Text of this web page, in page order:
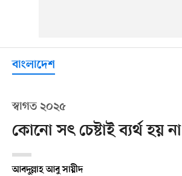
বাংলাদেশ
স্বাগত ২০২৫
কোনো সৎ চেষ্টাই ব্যর্থ হয় না
আবদুল্লাহ আবু সায়ীদ